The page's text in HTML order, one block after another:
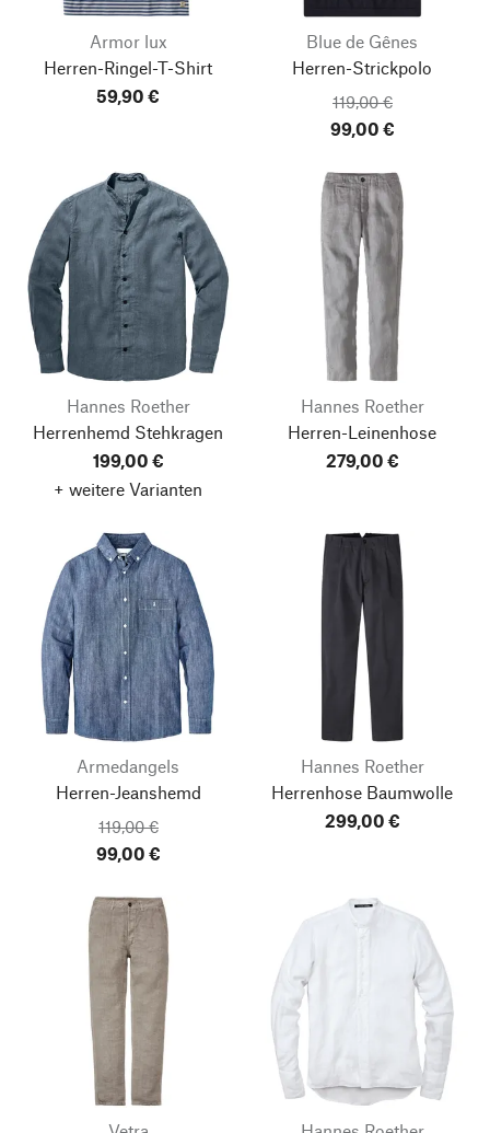
Armor lux
Herren-Ringel-T-Shirt
59,90 €
Blue de Gênes
Herren-Strickpolo
119,00 €
99,00 €
Hannes Roether
Herrenhemd Stehkragen
199,00 €
+ weitere Varianten
Hannes Roether
Herren-Leinenhose
279,00 €
Armedangels
Herren-Jeanshemd
119,00 €
99,00 €
Hannes Roether
Herrenhose Baumwolle
299,00 €